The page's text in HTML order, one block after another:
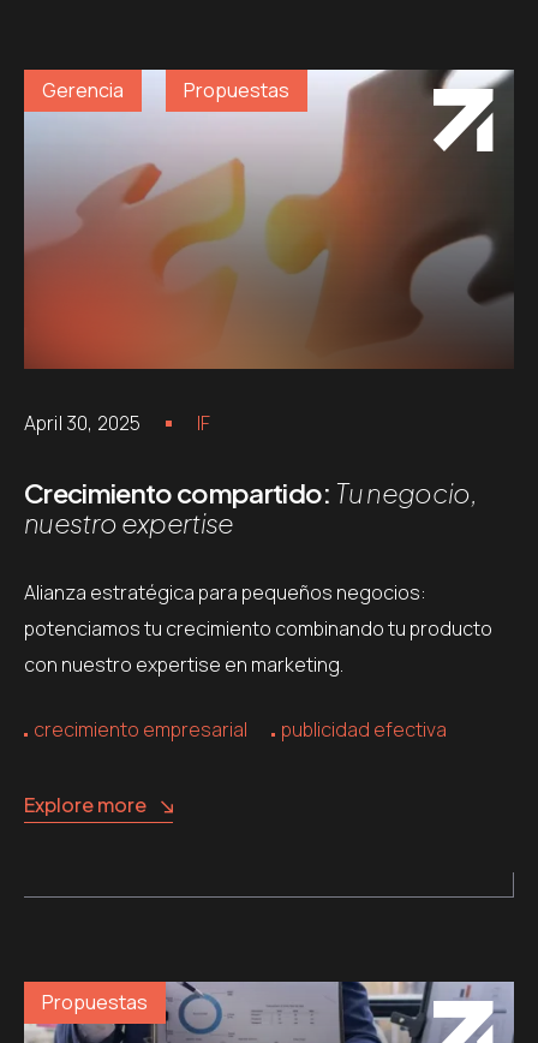
Gerencia Propuestas
April 30, 2025 IF
Crecimiento compartido: Tu negocio,
nuestro expertise
Alianza estratégica para pequeños negocios:
potenciamos tu crecimiento combinando tu producto
con nuestro expertise en marketing.
crecimiento empresarial publicidad efectiva
Explore more
Propuestas